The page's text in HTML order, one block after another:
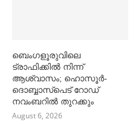
ബെംഗളൂരുവിലെ
ട്രാഫിക്കില്‍ നിന്ന്
ആശ്വാസം; ഹൊസൂര്‍-
ദൊബ്ബാസ്പെട് റോഡ്
നവംബറില്‍ തുറക്കും
August 6, 2026